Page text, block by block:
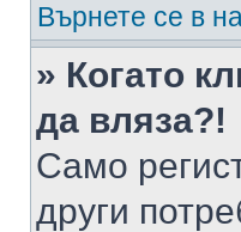
Върнете се в
» Когато
да вляза?!
Само
други